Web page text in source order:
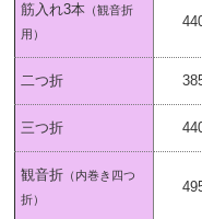
筋入れ3本 （観音折
用）
二つ折
三つ折
観音折 （内巻き四つ
折）